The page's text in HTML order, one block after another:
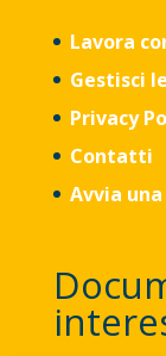
Lavora
Gestisci
Privacy
Contatti
Avvia